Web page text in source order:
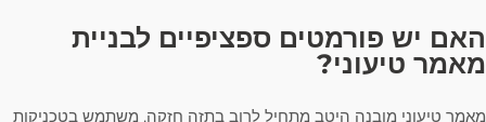
האם יש פורמטים ספציפיים לבניית
מאמר טיעוני?
מאמר טיעוני מובנה היטב מתחיל לרוב בתזה חזקה, משתמש בטכניקות